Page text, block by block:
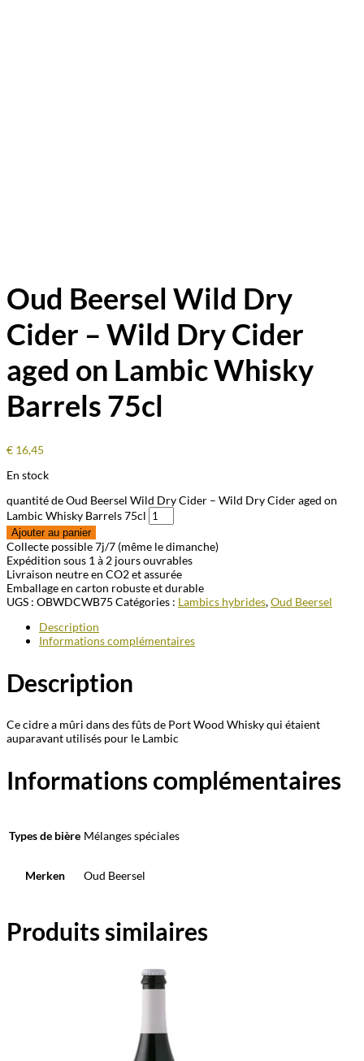
Oud Beersel Wild Dry
Cider – Wild Dry Cider
aged on Lambic Whisky
Barrels 75cl
€ 16,45
En stock
quantité de Oud Beersel Wild Dry Cider – Wild Dry Cider aged on
Lambic Whisky Barrels 75cl
Ajouter au panier
Collecte possible 7j/7 (même le dimanche)
Expédition sous 1 à 2 jours ouvrables
Livraison neutre en CO2 et assurée
Emballage en carton robuste et durable
UGS : OBWDCWB75 Catégories : Lambics hybrides,Oud Beersel
Description
Informations complémentaires
Description
Ce cidre a mûri dans des fûts de Port Wood Whisky qui étaient
auparavant utilisés pour le Lambic
Informations complémentaires
Types de bière Mélanges spéciales
Merken Oud Beersel
Produits similaires